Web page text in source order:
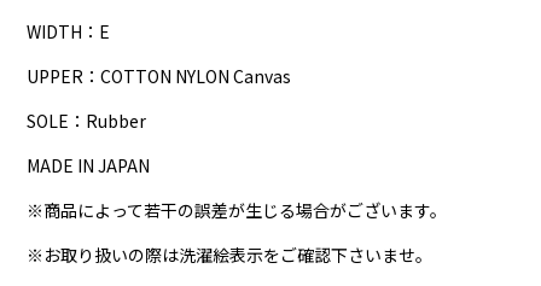
WIDTH：E
UPPER：COTTON NYLON Canvas
SOLE：Rubber
MADE IN JAPAN
※商品によって若干の誤差が生じる場合がございます。
※お取り扱いの際は洗濯絵表示をご確認下さいませ。